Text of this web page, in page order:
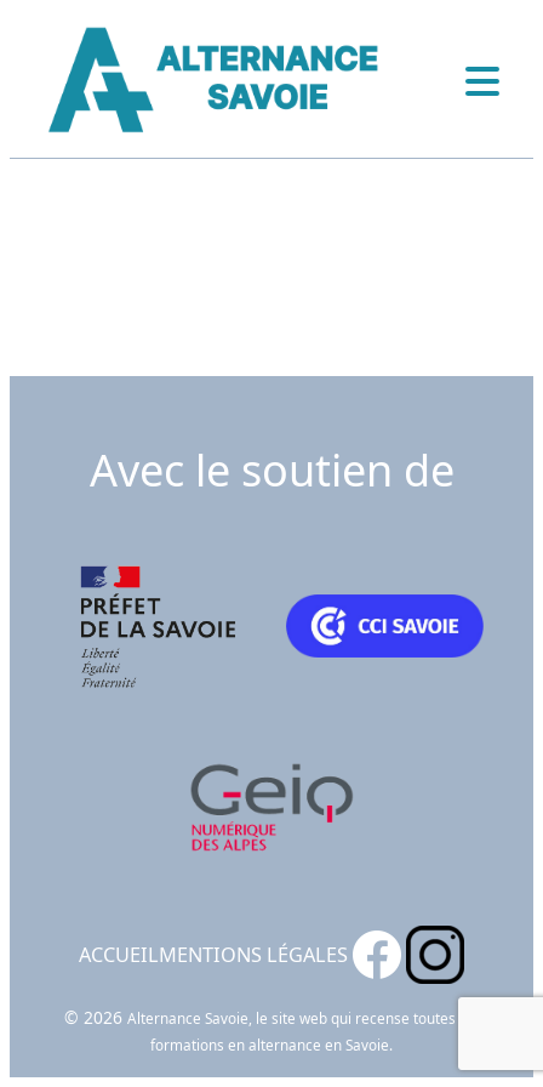
Avec le soutien de
ACCUEILMENTIONS LÉGALES
© 2026 Alternance Savoie, le site web qui recense toutes les
formations en alternance en Savoie.